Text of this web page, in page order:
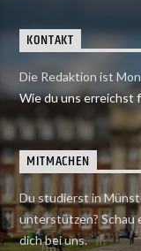
KONTAKT
Die Redaktion ist
Wie du uns erreichst
MITMACHEN
Du studierst in
unterstützen? Schau
dich bei uns.